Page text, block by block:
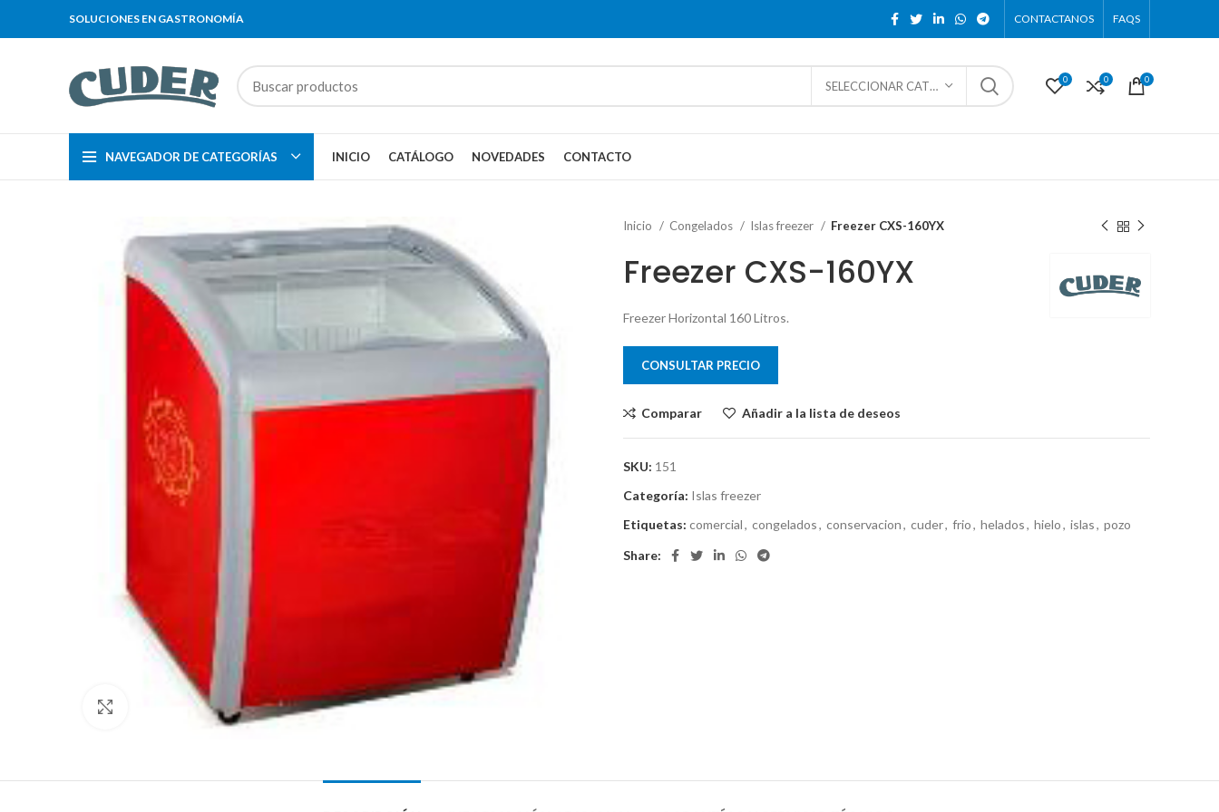
SOLUCIONES EN GASTRONOMÍA CONTACTANOS FAQS
SELECCIONAR CATEGORÍA 0 0 0
NAVEGADOR DE CATEGORÍAS INICIO CATÁLOGO NOVEDADES CONTACTO
Clic para ampliar
Inicio Congelados Islas freezer Freezer CXS-160YX
Freezer CXS-160YX
Freezer Horizontal 160 Litros.
CONSULTAR PRECIO
Comparar Añadir a la lista de deseos
SKU: 151
Categoría: Islas freezer
Etiquetas: comercial, congelados, conservacion, cuder, frio, helados, hielo, islas, pozo
Share: